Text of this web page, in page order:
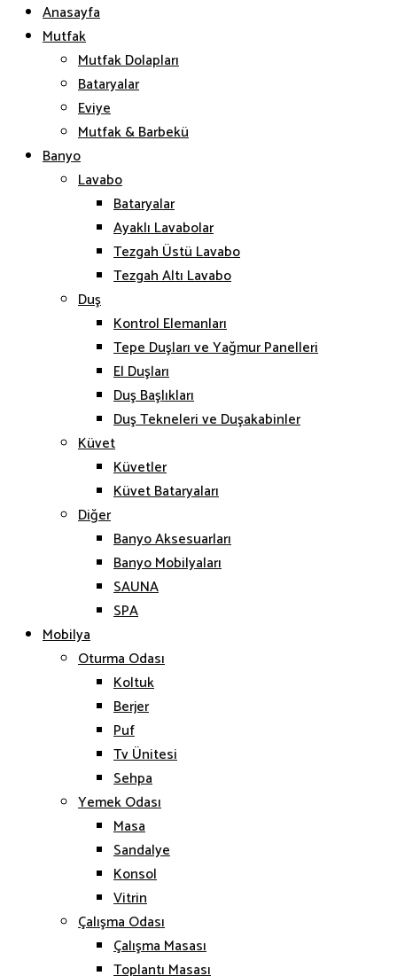
Anasayfa
Mutfak
Mutfak Dolapları
Bataryalar
Eviye
Mutfak & Barbekü
Banyo
Lavabo
Bataryalar
Ayaklı Lavabolar
Tezgah Üstü Lavabo
Tezgah Altı Lavabo
Duş
Kontrol Elemanları
Tepe Duşları ve Yağmur Panelleri
El Duşları
Duş Başlıkları
Duş Tekneleri ve Duşakabinler
Küvet
Küvetler
Küvet Bataryaları
Diğer
Banyo Aksesuarları
Banyo Mobilyaları
SAUNA
SPA
Mobilya
Oturma Odası
Koltuk
Berjer
Puf
Tv Ünitesi
Sehpa
Yemek Odası
Masa
Sandalye
Konsol
Vitrin
Çalışma Odası
Çalışma Masası
Toplantı Masası